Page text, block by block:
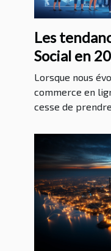
Les
Social en
entreprises
réussir
Lorsque nous
commerce en
cesse de prendre